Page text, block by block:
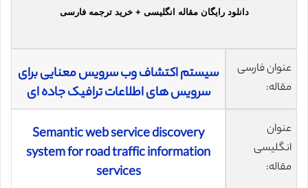
دانلود رایگان مقاله انگلیسی + خرید ترجمه فارسی
عنوان فارسی
مقاله:
سیستم اکتشاف وب سرویس معنایی برای
سرویس های اطلاعات ترافیک جاده ای
عنوان
انگلیسی
مقاله:
Semantic web service discovery
system for road traffic information
services